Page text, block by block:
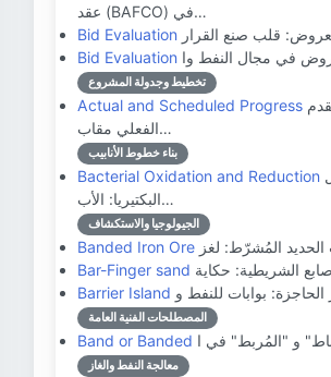
عقد (BAFCO) في…
Bid Evaluation
Bid Evaluation
تخطيط وجدولة المشروع
Actual and Scheduled Progress
الفعلي مقاب…
بناء خطوط الأنابيب
Bacterial Oxidation and Reduction
البكتيريا: الأب…
الجيولوجيا والاستكشاف
Banded Iron Ore
Bar-Finger sand
Barrier Island
المصطلحات الفنية العامة
Band or Banded
معالجة النفط والغاز